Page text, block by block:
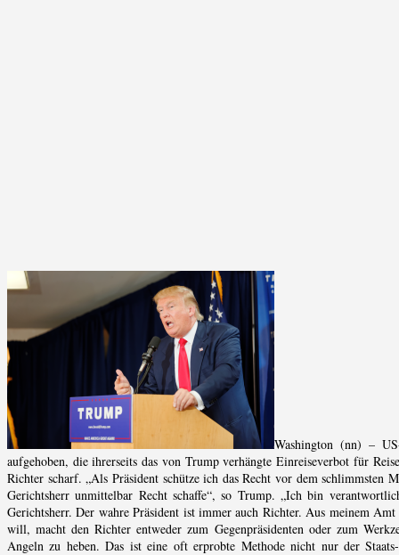
Washington (nn) –
aufgehoben, die ihrerseits das von Trump verhängte Einreiseverbot für
Richter scharf. „Als Präsident schütze ich das Recht vor dem
Gerichtsherr unmittelbar Recht schaffe“, so Trump. „Ich bin
Gerichtsherr. Der wahre Präsident ist immer auch Richter. Aus meinem
will, macht den Richter entweder zum Gegenpräsidenten oder zum
Angeln zu heben. Das ist eine oft erprobte Methode nicht nur der